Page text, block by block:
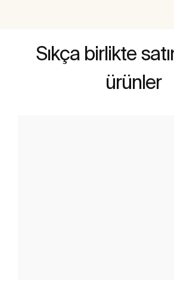
Sıkça birlikte
ürünler